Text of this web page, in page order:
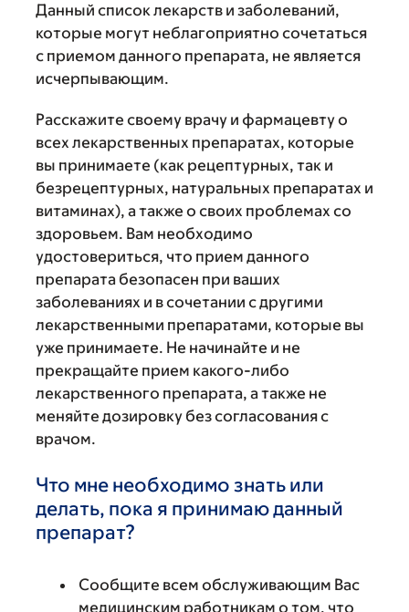
Данный список лекарств и заболеваний,
которые могут неблагоприятно сочетаться
с приемом данного препарата, не является
исчерпывающим.
Расскажите своему врачу и фармацевту о
всех лекарственных препаратах, которые
вы принимаете (как рецептурных, так и
безрецептурных, натуральных препаратах и
витаминах), а также о своих проблемах со
здоровьем. Вам необходимо
удостовериться, что прием данного
препарата безопасен при ваших
заболеваниях и в сочетании с другими
лекарственными препаратами, которые вы
уже принимаете. Не начинайте и не
прекращайте прием какого-либо
лекарственного препарата, а также не
меняйте дозировку без согласования с
врачом.
Что мне необходимо знать или
делать, пока я принимаю данный
препарат?
Сообщите всем обслуживающим Вас
медицинским работникам о том, что